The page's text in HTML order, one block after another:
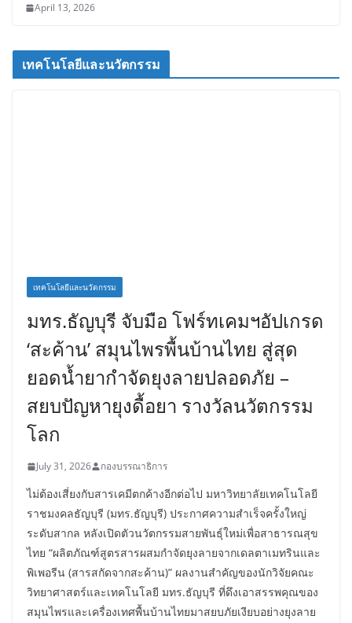
April 13, 2026
เทคโนโลยีและนวัตกรรม
เทคโนโลยีและนวัตกรรม
มทร.ธัญบุรี จับมือ โฟร์ทเคมฯอัปเกรด
‘สะค้าน’ สมุนไพรพื้นบ้านไทย สู่สุด
ยอดน้ำยากำจัดยุงลายปลอดภัย –
สยบปัญหายุงดื้อยา รางวัลนวัตกรรม
โลก
July 31, 2026 กองบรรณาธิการ
ไม่ต้องเสี่ยงกับสารเคมีตกค้างอีกต่อไป มหาวิทยาลัยเทคโนโลยี
ราชมงคลธัญบุรี (มทร.ธัญบุรี) ประกาศความสำเร็จครั้งใหญ่
ระดับสากล หลังเปิดตัวนวัตกรรมสายพันธุ์ใหม่เพื่อสาธารณสุข
ไทย “ผลิตภัณฑ์สูตรสารผสมกำจัดยุงลายจากเดลตาเมทรินและ
พิเพอรีน (สารสกัดจากสะค้าน)” ผลงานสำคัญของนักวิจัยคณะ
วิทยาศาสตร์และเทคโนโลยี มทร.ธัญบุรี ที่ดึงเอาสรรพคุณของ
สมุนไพรและเครื่องเทศพื้นบ้านไทยมาสยบภัยเงียบอย่างยุงลาย